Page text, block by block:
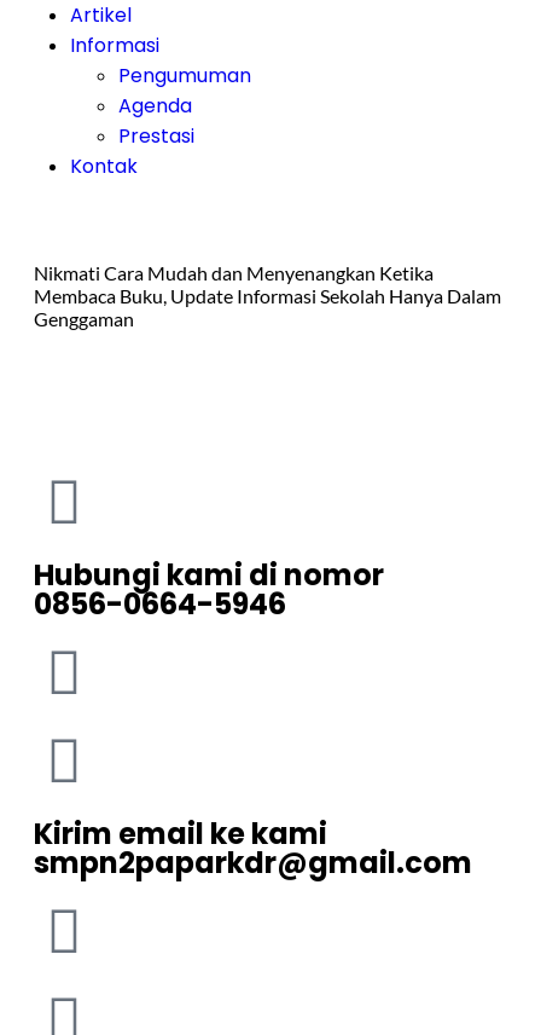
Artikel
Informasi
Pengumuman
Agenda
Prestasi
Kontak
Nikmati Cara Mudah dan Menyenangkan Ketika
Membaca Buku, Update Informasi Sekolah Hanya Dalam
Genggaman
Hubungi kami di nomor
0856-0664-5946
Kirim email ke kami
smpn2paparkdr@gmail.com